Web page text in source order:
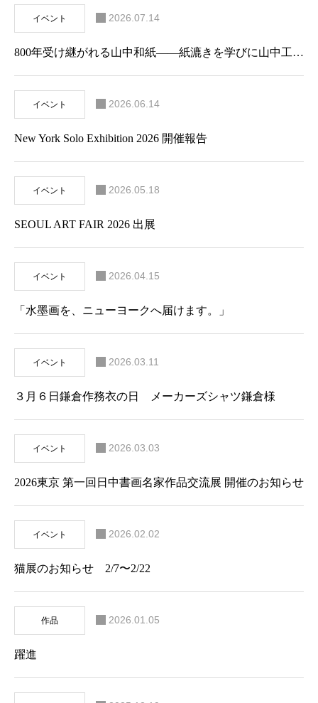
イベント 2026.07.14
800年受け継がれる山中和紙——紙漉きを学びに山中工房へ
イベント 2026.06.14
New York Solo Exhibition 2026 開催報告
イベント 2026.05.18
SEOUL ART FAIR 2026 出展
イベント 2026.04.15
「水墨画を、ニューヨークへ届けます。」
イベント 2026.03.11
３月６日鎌倉作務衣の日 メーカーズシャツ鎌倉様
イベント 2026.03.03
2026東京 第一回日中書画名家作品交流展 開催のお知らせ
イベント 2026.02.02
猫展のお知らせ 2/7〜2/22
作品 2026.01.05
躍進